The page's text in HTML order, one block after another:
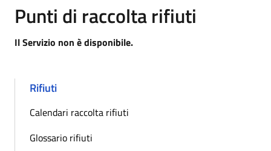
Punti di raccolta rifiuti
Il Servizio non è disponibile.
Rifiuti
Calendari raccolta rifiuti
Glossario rifiuti